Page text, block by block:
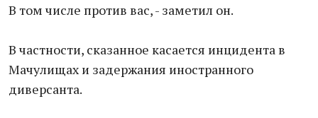
В том числе против вас, - заметил он.
В частности, сказанное касается инцидента в
Мачулищах и задержания иностранного
диверсанта.